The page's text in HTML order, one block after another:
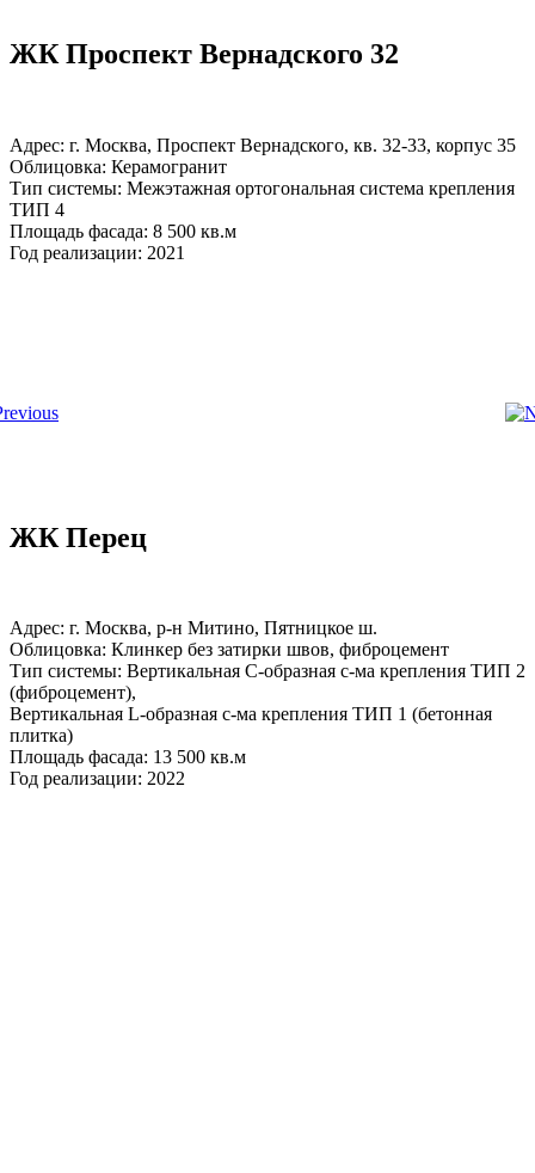
ЖК Проспект Вернадского 32
Адрес: г. Москва, Проспект Вернадского, кв. 32-33, корпус 35
Облицовка: Керамогранит
Тип системы: Межэтажная ортогональная система крепления
ТИП 4
Площадь фасада: 8 500 кв.м
Год реализации: 2021
ЖК Перец
Адрес: г. Москва, р-н Митино, Пятницкое ш.
Облицовка: Клинкер без затирки швов, фиброцемент
Тип системы: Вертикальная С-образная с-ма крепления ТИП 2
(фиброцемент),
Вертикальная L-образная с-ма крепления ТИП 1 (бетонная
плитка)
Площадь фасада: 13 500 кв.м
Год реализации: 2022